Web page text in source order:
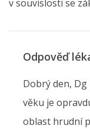
v souvislosti se
Odpověď
Dobrý den, Dg
věku je
oblast hrudní